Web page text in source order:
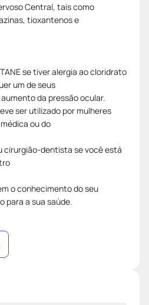
Central, tais como
tioxantenos e
se tiver alergia ao cloridrato
um de seus
da pressão ocular.
ser utilizado por mulheres
ou do
cirurgião-dentista se você está
o conhecimento do seu
para a sua saúde.